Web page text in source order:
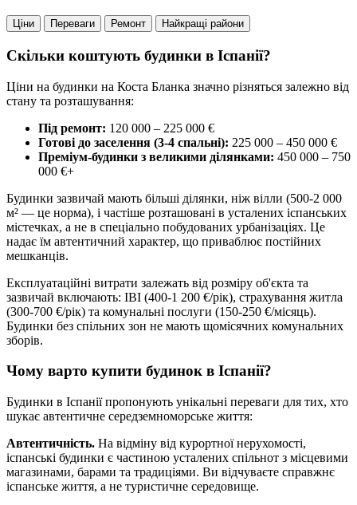
Ціни Переваги Ремонт Найкращі райони
Скільки коштують будинки в Іспанії?
Ціни на будинки на Коста Бланка значно різняться залежно від
стану та розташування:
Під ремонт: 120 000 – 225 000 €
Готові до заселення (3-4 спальні): 225 000 – 450 000 €
Преміум-будинки з великими ділянками: 450 000 – 750
000 €+
Будинки зазвичай мають більші ділянки, ніж вілли (500-2 000
м² — це норма), і частіше розташовані в усталених іспанських
містечках, а не в спеціально побудованих урбанізаціях. Це
надає їм автентичний характер, що приваблює постійних
мешканців.
Експлуатаційні витрати залежать від розміру об'єкта та
зазвичай включають: IBI (400-1 200 €/рік), страхування житла
(300-700 €/рік) та комунальні послуги (150-250 €/місяць).
Будинки без спільних зон не мають щомісячних комунальних
зборів.
Чому варто купити будинок в Іспанії?
Будинки в Іспанії пропонують унікальні переваги для тих, хто
шукає автентичне середземноморське життя:
Автентичність. На відміну від курортної нерухомості,
іспанські будинки є частиною усталених спільнот з місцевими
магазинами, барами та традиціями. Ви відчуваєте справжнє
іспанське життя, а не туристичне середовище.